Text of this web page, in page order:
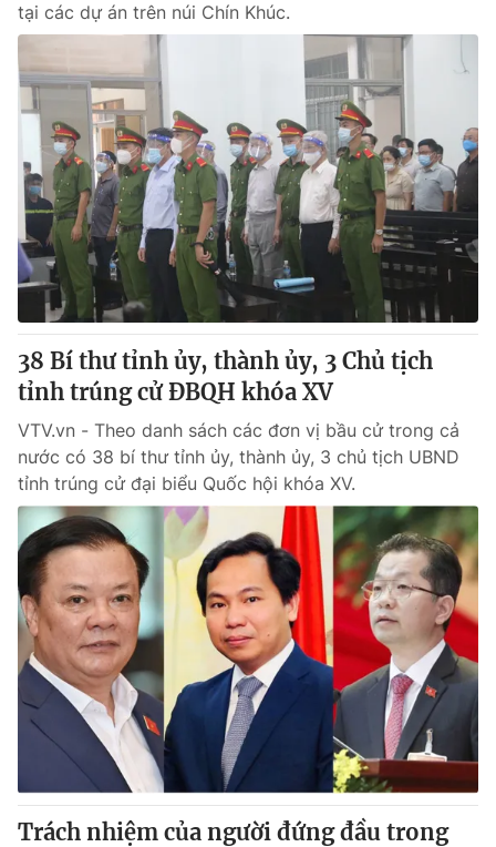
tại các dự án trên núi Chín Khúc.
38 Bí thư tỉnh ủy, thành ủy, 3 Chủ tịch
tỉnh trúng cử ĐBQH khóa XV
VTV.vn - Theo danh sách các đơn vị bầu cử trong cả
nước có 38 bí thư tỉnh ủy, thành ủy, 3 chủ tịch UBND
tỉnh trúng cử đại biểu Quốc hội khóa XV.
Trách nhiệm của người đứng đầu trong